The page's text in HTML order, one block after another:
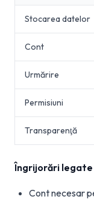
Stocarea datelor
Cont
Urmărire
Permisiuni
Transparenţă
Îngrijorări
Cont necesar